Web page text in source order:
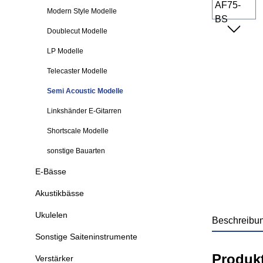
Modern Style Modelle
Doublecut Modelle
LP Modelle
Telecaster Modelle
Semi Acoustic Modelle
Linkshänder E-Gitarren
Shortscale Modelle
sonstige Bauarten
E-Bässe
Akustikbässe
Ukulelen
Sonstige Saiteninstrumente
Verstärker